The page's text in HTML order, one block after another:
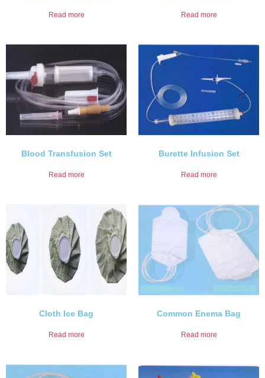
Read more Read more
Blood Transfusion Set
Read more
Burette Infusion Set
Read more
Cloth Ice Bag
Read more
Common Enema Bag
Read more